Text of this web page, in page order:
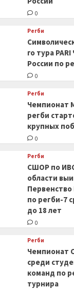
0
Регби
го тура
России по
0
Регби
Чемпионат
регби
крупных
0
Регби
СШОР по
области
по регби-7
до 18 лет
0
Регби
Чемпионат
среди
команд по
турнира